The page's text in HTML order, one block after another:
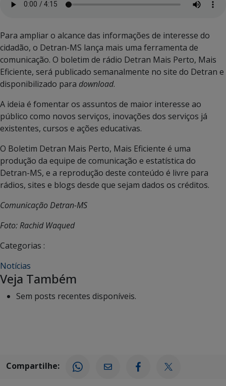
Para ampliar o alcance das informações de interesse do
cidadão, o Detran-MS lança mais uma ferramenta de
comunicação. O boletim de rádio Detran Mais Perto, Mais
Eficiente, será publicado semanalmente no site do Detran e
disponibilizado para download.
A ideia é fomentar os assuntos de maior interesse ao
público como novos serviços, inovações dos serviços já
existentes, cursos e ações educativas.
O Boletim Detran Mais Perto, Mais Eficiente é uma
produção da equipe de comunicação e estatística do
Detran-MS, e a reprodução deste conteúdo é livre para
rádios, sites e blogs desde que sejam dados os créditos.
Comunicação Detran-MS
Foto: Rachid Waqued
Categorias :
Notícias
Veja Também
Sem posts recentes disponíveis.
Compartilhe: